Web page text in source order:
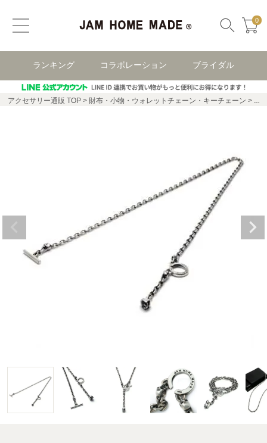
0
ランキング コラボレーション ブライダル
アクセサリー通販 TOP 財布・小物・ウォレットチェーン・キーチェーン レ